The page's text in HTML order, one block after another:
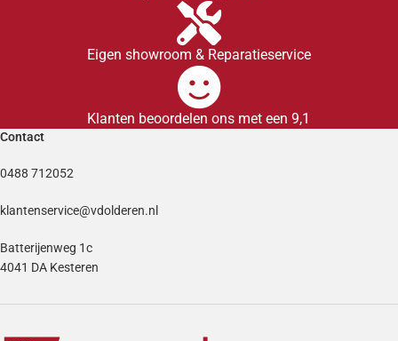
Eigen showroom & Reparatieservice
Klanten beoordelen ons met een 9,1
Contact
0488 712052
klantenservice@vdolderen.nl
Batterijenweg 1c
4041 DA Kesteren